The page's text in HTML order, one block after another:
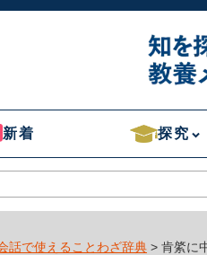
新着 探究
話で使えることわざ辞典 > 肯綮に